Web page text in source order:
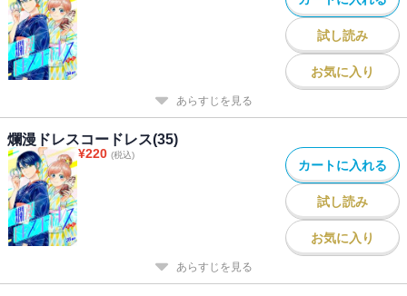
試し読み
お気に入り
あらすじを見る
爛漫ドレスコードレス(35)
¥220 (税込)
カートに入れる
試し読み
お気に入り
あらすじを見る